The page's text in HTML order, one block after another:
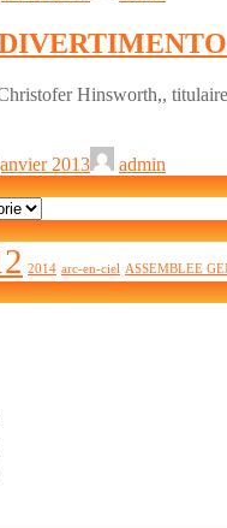
Hinsworth,,
2013
admin
2014 arc-en-ciel ASSEMBLEE